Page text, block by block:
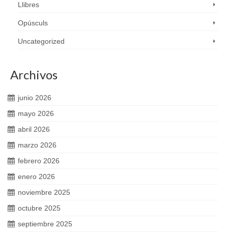
Llibres
Opúsculs
Uncategorized
Archivos
junio 2026
mayo 2026
abril 2026
marzo 2026
febrero 2026
enero 2026
noviembre 2025
octubre 2025
septiembre 2025